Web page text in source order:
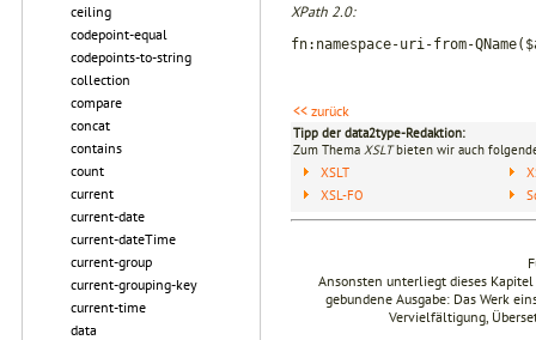
ceiling
codepoint-equal
codepoints-to-string
collection
compare
concat
contains
count
current
current-date
current-dateTime
current-group
current-grouping-key
current-time
data
XPath 2.0:
fn:namespace-uri-from-
<< zurück
Tipp der data2type-Redaktion:
Zum Thema XSLTbieten wir auch
XSLT
XSL-FO
Ansonsten unterliegt dieses
gebundene Ausgabe: Das Werk
Vervielfältigung,